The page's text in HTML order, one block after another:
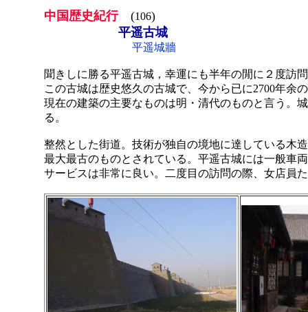
中国歴史紀行 (106)
平遥古城
平遥城牆
聞きしに勝る平遥古城，幸運にも半年の閒に２度訪
この古城は歴史悠久の古城で、今から已に2700年余
現在の建築の主要なものは明・清代のものと言う。
る。
整然とした街道。技術が独自の境地に達している木
最大最古のものとされている。平遥古城には一般車
サービスは非常に良い。二度目の訪問の際、女店員